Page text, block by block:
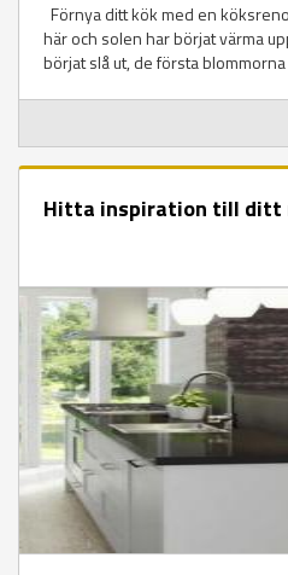
Förnya ditt kök med en
här och solen har börjat värma
börjat slå ut, de första
Hitta inspiration till ditt